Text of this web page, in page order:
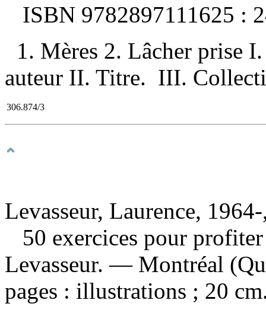
ISBN 9782897111625 :
1. Mères 2. Lâcher prise
auteur II. Titre. III.
306.874/3
Levasseur, Laurence,
50 exercices pour
Levasseur. — Montréal
pages : illustrations ; 20